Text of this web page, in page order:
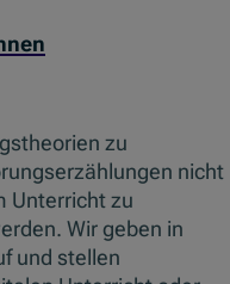
zu
nicht
Unterricht zu
Wir geben in
und stellen